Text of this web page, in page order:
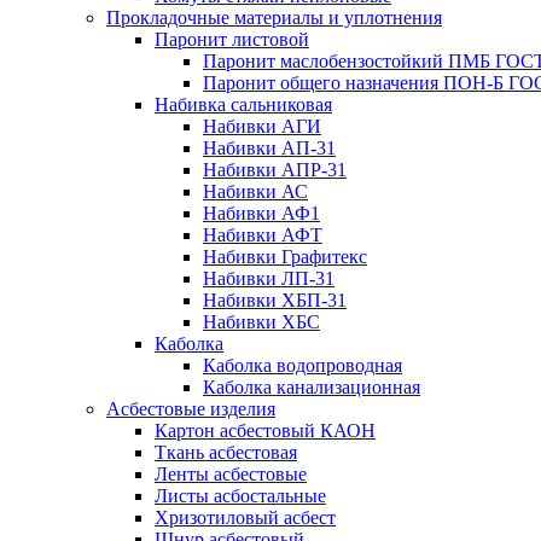
Прокладочные материалы и уплотнения
Паронит листовой
Паронит маслобензостойкий ПМБ
Паронит общего назначения ПОН-Б
Набивка сальниковая
Набивки АГИ
Набивки АП-31
Набивки АПР-31
Набивки АС
Набивки АФ1
Набивки АФТ
Набивки Графитекс
Набивки ЛП-31
Набивки ХБП-31
Набивки ХБС
Каболка
Каболка водопроводная
Каболка канализационная
Асбестовые изделия
Картон асбестовый КАОН
Ткань асбестовая
Ленты асбестовые
Листы асбостальные
Хризотиловый асбеcт